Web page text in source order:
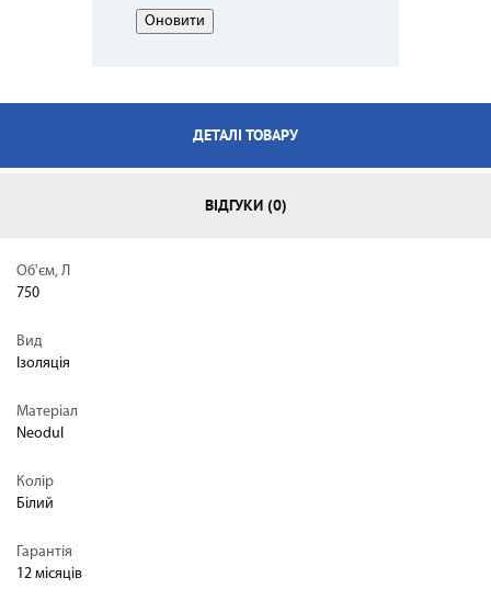
ДЕТАЛІ ТОВАРУ
ВІДГУКИ (0)
Об'єм, Л
750
Вид
Ізоляція
Матеріал
Neodul
Колір
Білий
Гарантія
12 місяців